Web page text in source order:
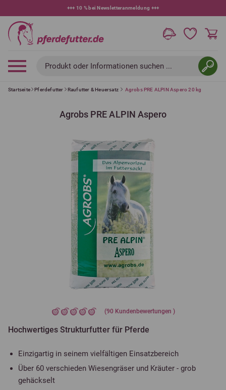
+++ 10 % bei Newsletteranmeldung +++
Produkt oder Informationen suchen ...
Startseite Pferdefutter Raufutter & Heuersatz Agrobs PRE ALPIN Aspero 20 kg
Agrobs PRE ALPIN Aspero
(90 Kundenbewertungen )
Hochwertiges Strukturfutter für Pferde
Einzigartig in seinem vielfältigen Einsatzbereich
Über 60 verschieden Wiesengräser und Kräuter - grob
gehäckselt